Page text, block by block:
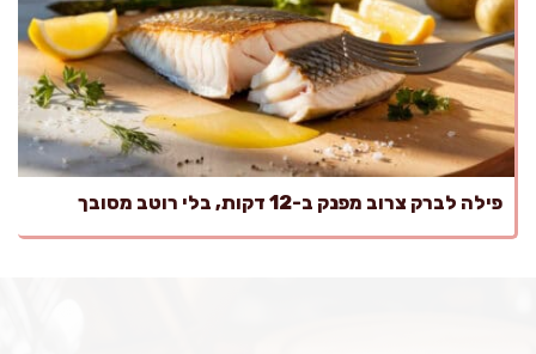
פילה לברק צרוב מפנק ב-12 דקות, בלי רוטב מסובך